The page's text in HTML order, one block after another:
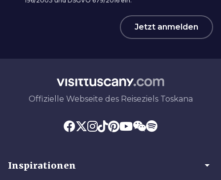
Jetzt anmelden
Offizielle Webseite des Reiseziels Toskana
Inspirationen arrow_drop_down